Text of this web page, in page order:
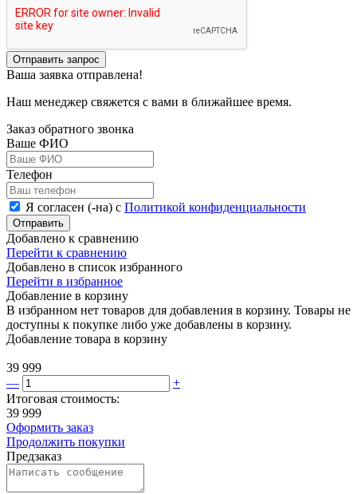
Отправить запрос
Ваша заявка отправлена!
Наш менеджер свяжется с вами в ближайшее время.
Заказ обратного звонка
Ваше ФИО
Телефон
Я согласен (-на) с Политикой конфиденциальности
Отправить
Добавлено к сравнению
Перейти к сравнению
Добавлено в список избранного
Перейти в избранное
Добавление в корзину
В избранном нет товаров для добавления в корзину. Товары не
доступны к покупке либо уже добавлены в корзину.
Добавление товара в корзину
39 999
—
+
Итоговая стоимость:
39 999
Оформить заказ
Продолжить покупки
Предзаказ